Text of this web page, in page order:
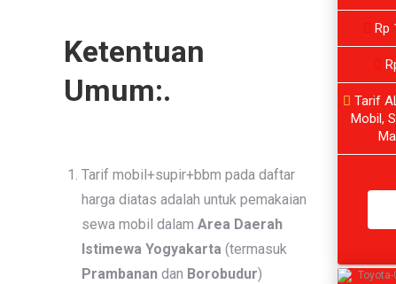
Ketentuan
Umum:.
Tarif mobil+supir+bbm pada daftar
harga diatas adalah untuk pemakaian
sewa mobil dalam Area Daerah
Istimewa Yogyakarta (termasuk
Prambanan dan Borobudur)
Rp
Tarif
Mobil,